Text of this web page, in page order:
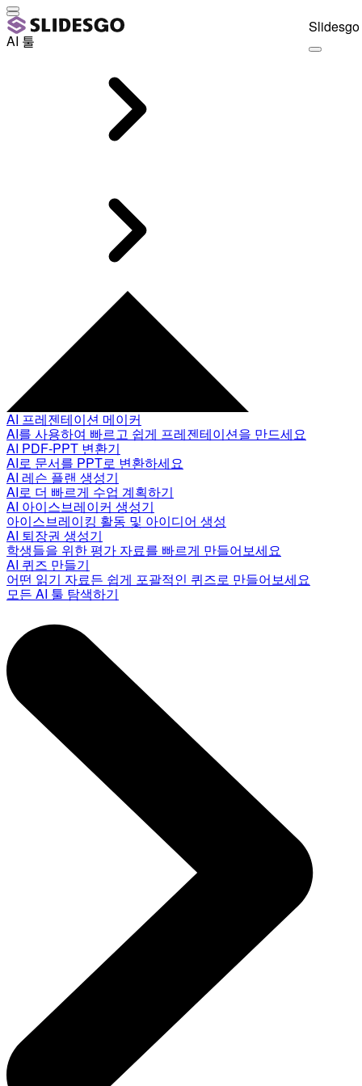
AI 툴
AI 프레젠테이션 메이커
AI를 사용하여 빠르고 쉽게 프레젠테이션을 만드세요
AI PDF-PPT 변환기
AI로 문서를 PPT로 변환하세요
AI 레슨 플랜 생성기
AI로 더 빠르게 수업 계획하기
AI 아이스브레이커 생성기
아이스브레이킹 활동 및 아이디어 생성
AI 퇴장권 생성기
학생들을 위한 평가 자료를 빠르게 만들어보세요
AI 퀴즈 만들기
어떤 읽기 자료든 쉽게 포괄적인 퀴즈로 만들어보세요
모든 AI 툴 탐색하기